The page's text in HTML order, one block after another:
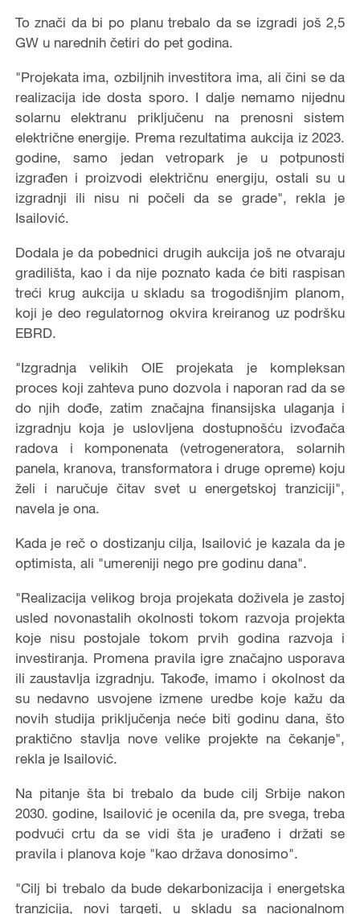
To znači da bi po planu trebalo da se izgradi još 2,5
GW u narednih četiri do pet godina.
"Projekata ima, ozbiljnih investitora ima, ali čini se da
realizacija ide dosta sporo. I dalje nemamo nijednu
solarnu elektranu priključenu na prenosni sistem
električne energije. Prema rezultatima aukcija iz 2023.
godine, samo jedan vetropark je u potpunosti
izgrađen i proizvodi električnu energiju, ostali su u
izgradnji ili nisu ni počeli da se grade", rekla je
Isailović.
Dodala je da pobednici drugih aukcija još ne otvaraju
gradilišta, kao i da nije poznato kada će biti raspisan
treći krug aukcija u skladu sa trogodišnjim planom,
koji je deo regulatornog okvira kreiranog uz podršku
EBRD.
"Izgradnja velikih OIE projekata je kompleksan
proces koji zahteva puno dozvola i naporan rad da se
do njih dođe, zatim značajna finansijska ulaganja i
izgradnju koja je uslovljena dostupnošću izvođača
radova i komponenata (vetrogeneratora, solarnih
panela, kranova, transformatora i druge opreme) koju
želi i naručuje čitav svet u energetskoj tranziciji",
navela je ona.
Kada je reč o dostizanju cilja, Isailović je kazala da je
optimista, ali "umereniji nego pre godinu dana".
"Realizacija velikog broja projekata doživela je zastoj
usled novonastalih okolnosti tokom razvoja projekta
koje nisu postojale tokom prvih godina razvoja i
investiranja. Promena pravila igre značajno usporava
ili zaustavlja izgradnju. Takođe, imamo i okolnost da
su nedavno usvojene izmene uredbe koje kažu da
novih studija priključenja neće biti godinu dana, što
praktično stavlja nove velike projekte na čekanje",
rekla je Isailović.
Na pitanje šta bi trebalo da bude cilj Srbije nakon
2030. godine, Isailović je ocenila da, pre svega, treba
podvući crtu da se vidi šta je urađeno i držati se
pravila i planova koje "kao država donosimo".
"Cilj bi trebalo da bude dekarbonizacija i energetska
tranzicija, novi targeti, u skladu sa nacionalnom